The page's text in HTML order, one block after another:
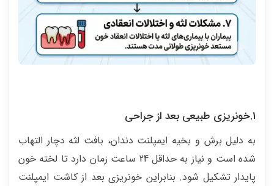
1.خونریزی طبیعی بعد از جراحی
به دلیل برش و بخیه ایمپلنت دندان، بافت لثه دچار التهاب
شده است و نیاز به حداقل 24 ساعت زمان دارد تا لخته خون
پایدار تشکیل شود. بنابراین خونریزی بعد از کاشت ایمپلنت